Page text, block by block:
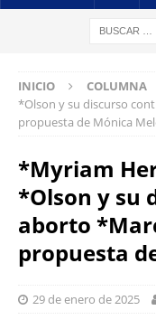
INICIO COLUMNA
*Olson y su discurso
propuesta de Mónica
*Myriam
*Olson y su
aborto
propuesta
29 de enero de 2025